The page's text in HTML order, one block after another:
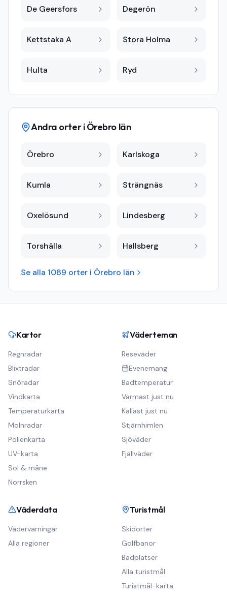
De Geersfors Degerön
Kettstaka A Stora Holma
Hulta Ryd
Andra orter iÖrebro län
Örebro Karlskoga
Kumla Strängnäs
Oxelösund Lindesberg
Torshälla Hallsberg
Se alla 1089 orter i Örebro län
Kartor
Regnradar
Blixtradar
Snöradar
Vindkarta
Temperaturkarta
Molnradar
Pollenkarta
UV-karta
Sol & måne
Norrsken
Väderteman
Reseväder
Evenemang
Badtemperatur
Varmast just nu
Kallast just nu
Stjärnhimlen
Sjöväder
Fjällväder
Väderdata
Vädervarningar
Alla regioner
Turistmål
Skidorter
Golfbanor
Badplatser
Alla turistmål
Turistmål-karta